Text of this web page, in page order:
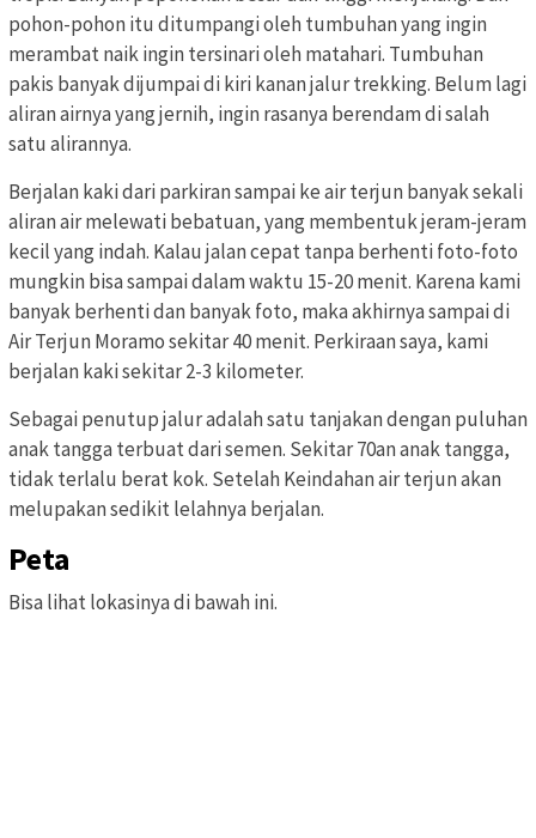
pohon-pohon itu ditumpangi oleh tumbuhan yang ingin
merambat naik ingin tersinari oleh matahari. Tumbuhan
pakis banyak dijumpai di kiri kanan jalur trekking. Belum lagi
aliran airnya yang jernih, ingin rasanya berendam di salah
satu alirannya.
Berjalan kaki dari parkiran sampai ke air terjun banyak sekali
aliran air melewati bebatuan, yang membentuk jeram-jeram
kecil yang indah. Kalau jalan cepat tanpa berhenti foto-foto
mungkin bisa sampai dalam waktu 15-20 menit. Karena kami
banyak berhenti dan banyak foto, maka akhirnya sampai di
Air Terjun Moramo sekitar 40 menit. Perkiraan saya, kami
berjalan kaki sekitar 2-3 kilometer.
Sebagai penutup jalur adalah satu tanjakan dengan puluhan
anak tangga terbuat dari semen. Sekitar 70an anak tangga,
tidak terlalu berat kok. Setelah Keindahan air terjun akan
melupakan sedikit lelahnya berjalan.
Peta
Bisa lihat lokasinya di bawah ini.